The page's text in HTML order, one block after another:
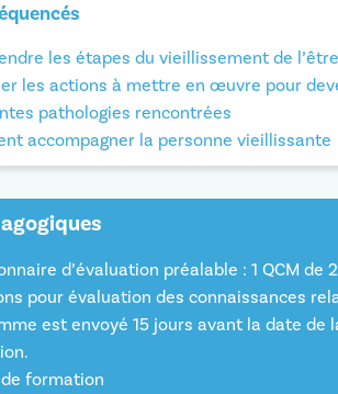
les étapes du vieillissement de
les actions à mettre en œuvre pour
pathologies rencontrées
accompagner la personne vieillissante
d’évaluation préalable : 1 QCM de
pour évaluation des connaissances
est envoyé 15 jours avant la date de
formation